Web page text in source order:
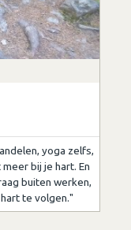
yoga zelfs,
bij je hart. En
buiten werken,
te volgen."